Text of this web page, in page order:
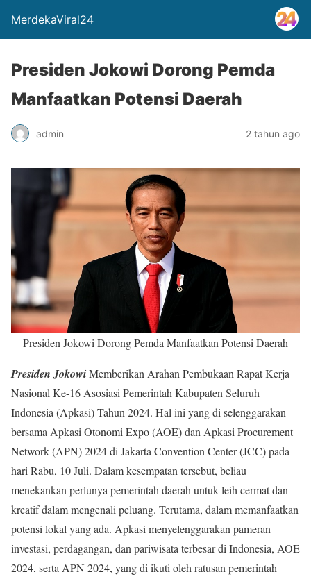
MerdekaViral24
Presiden Jokowi Dorong Pemda
Manfaatkan Potensi Daerah
admin 2 tahun ago
Presiden Jokowi Dorong Pemda Manfaatkan Potensi Daerah
Presiden JokowiMemberikan Arahan Pembukaan Rapat Kerja
Nasional Ke-16 Asosiasi Pemerintah Kabupaten Seluruh
Indonesia (Apkasi) Tahun 2024. Hal ini yang di selenggarakan
bersama Apkasi Otonomi Expo (AOE) dan Apkasi Procurement
Network (APN) 2024 di Jakarta Convention Center (JCC) pada
hari Rabu, 10 Juli. Dalam kesempatan tersebut, beliau
menekankan perlunya pemerintah daerah untuk leih cermat dan
kreatif dalam mengenali peluang. Terutama, dalam memanfaatkan
potensi lokal yang ada. Apkasi menyelenggarakan pameran
investasi, perdagangan, dan pariwisata terbesar di Indonesia, AOE
2024, serta APN 2024, yang di ikuti oleh ratusan pemerintah